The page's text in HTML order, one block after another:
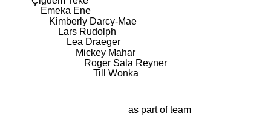
Emeka Ene
Kimberly Darcy-Mae
Lars Rudolph
Lea Draeger
Mickey Mahar
Roger Sala Reyner
Till Wonka
as part of team